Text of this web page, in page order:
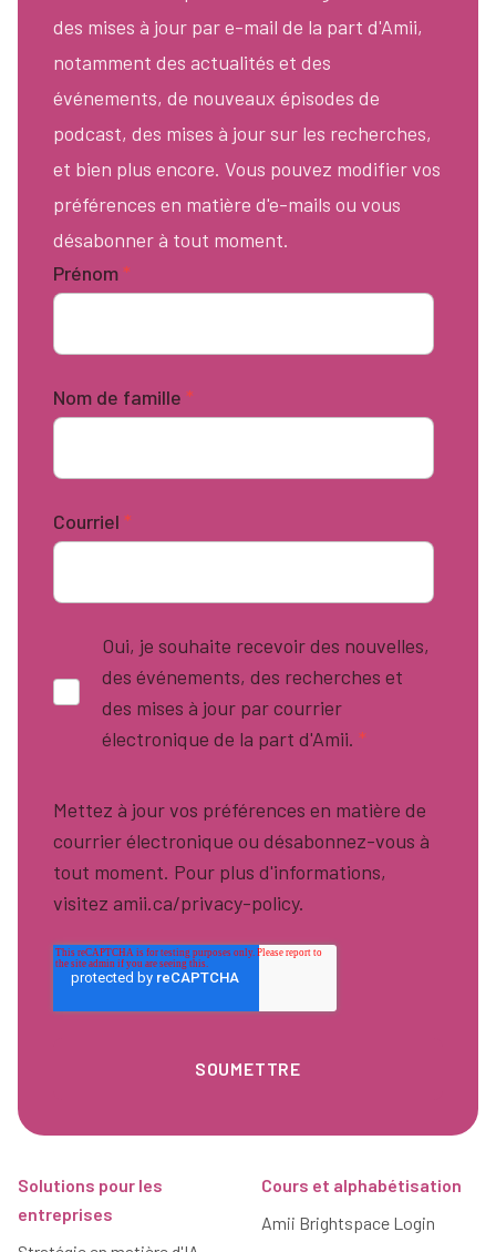
des mises à jour par e-mail de la part d'Amii,
notamment des actualités et des
événements, de nouveaux épisodes de
podcast, des mises à jour sur les recherches,
et bien plus encore. Vous pouvez modifier vos
préférences en matière d'e-mails ou vous
désabonner à tout moment.
Prénom*
Nom de famille *
Courriel *
Oui, je souhaite recevoir des nouvelles,
des événements, des recherches et
des mises à jour par courrier
électronique de la part d'Amii. *
Mettez à jour vos préférences en matière de
courrier électronique ou désabonnez-vous à
tout moment. Pour plus d'informations,
visitez amii.ca/privacy-policy.
Solutions pour les
entreprises
Cours et alphabétisation
Amii Brightspace Login